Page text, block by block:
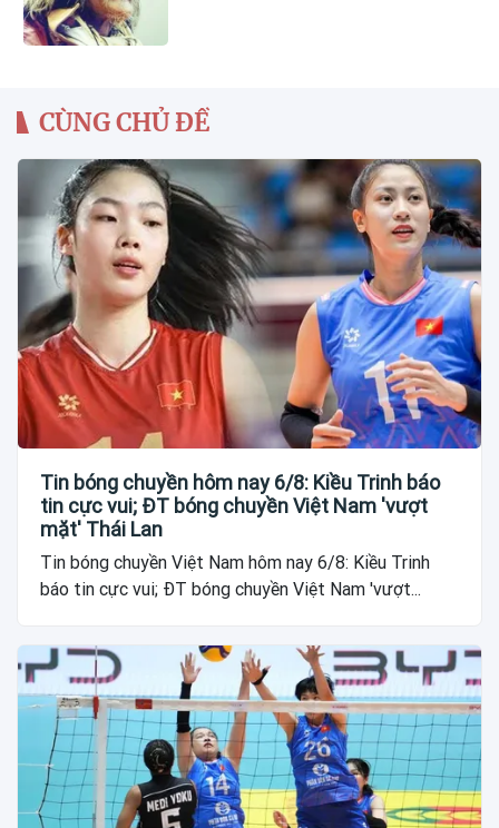
CÙNG CHỦ ĐỀ
Tin bóng chuyền hôm nay 6/8: Kiều Trinh báo
tin cực vui; ĐT bóng chuyền Việt Nam 'vượt
mặt' Thái Lan
Tin bóng chuyền Việt Nam hôm nay 6/8: Kiều Trinh
báo tin cực vui; ĐT bóng chuyền Việt Nam 'vượt...